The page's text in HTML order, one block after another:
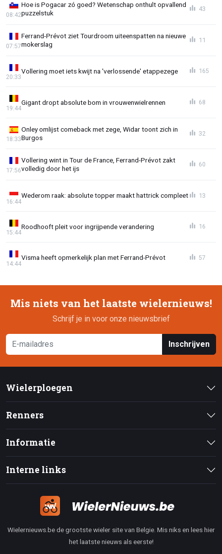
Hoe is Pogacar zó goed? Wetenschap onthult opvallend
puzzelstuk
08:42
43
Ferrand-Prévot ziet Tourdroom uiteenspatten na nieuwe
mokerslag
07:57
11
Vollering moet iets kwijt na 'verlossende' etappezege
20:33
165
Gigant dropt absolute bom in vrouwenwielrennen
19:44
68
Onley omlijst comeback met zege, Widar toont zich in
Burgos
18:33
32
Vollering wint in Tour de France, Ferrand-Prévot zakt
volledig door het ijs
17:56
60
Wederom raak: absolute topper maakt hattrick compleet
16:44
13
Roodhooft pleit voor ingrijpende verandering
15:44
16
Visma heeft opmerkelijk plan met Ferrand-Prévot
14:44
57
Mis niets van het laatste wielernieuws!
Schrijf je in voor onze nieuwsbrief
Inschrijven
Wielerploegen
Renners
Informatie
Interne links
Wielernieuws.be de grootste wieler site van Belgie. Mis niks en lees hier
het laatste nieuws als eerste!